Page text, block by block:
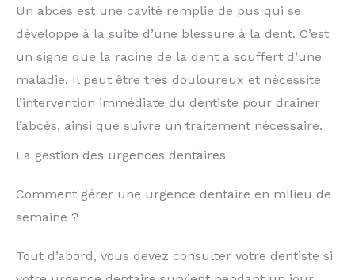
Un abcès est une cavité remplie de pus qui se
développe à la suite d’une blessure à la dent. C’est
un signe que la racine de la dent a souffert d’une
maladie. Il peut être très douloureux et nécessite
l’intervention immédiate du dentiste pour drainer
l’abcès, ainsi que suivre un traitement nécessaire.
La gestion des urgences dentaires
Comment gérer une urgence dentaire en milieu de
semaine ?
Tout d’abord, vous devez consulter votre dentiste si